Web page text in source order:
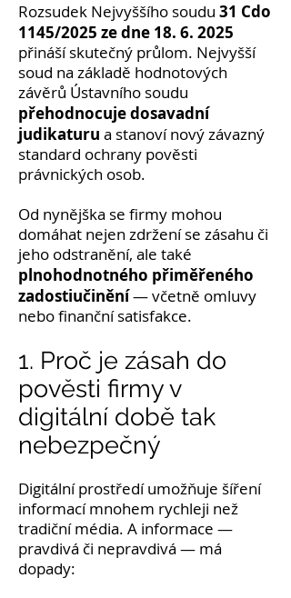
Rozsudek Nejvyššího soudu 31 Cdo
1145/2025 ze dne 18. 6. 2025
přináší skutečný průlom. Nejvyšší
soud na základě hodnotových
závěrů Ústavního soudu
přehodnocuje dosavadní
judikaturu a stanoví nový závazný
standard ochrany pověsti
právnických osob.
Od nynějška se firmy mohou
domáhat nejen zdržení se zásahu či
jeho odstranění, ale také
plnohodnotného přiměřeného
zadostiučinění— včetně omluvy
nebo finanční satisfakce.
1. Proč je zásah do
pověsti firmy v
digitální době tak
nebezpečný
Digitální prostředí umožňuje šíření
informací mnohem rychleji než
tradiční média. A informace —
pravdivá či nepravdivá — má
dopady: